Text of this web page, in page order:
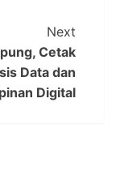
Next
Cetak
Data dan
Digital